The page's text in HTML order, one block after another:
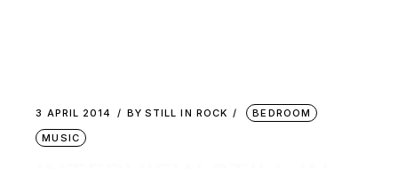
3 APRIL 2014 BY STILL IN ROCK
BEDROOM
MUSIC